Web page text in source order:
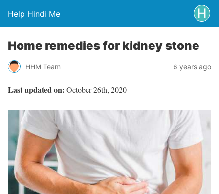
Help Hindi Me
Home remedies for kidney stone
HHM Team 6 years ago
Last updated on: October 26th, 2020